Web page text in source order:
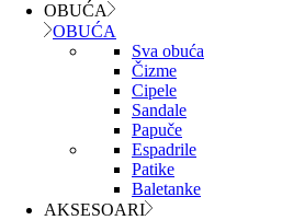
OBUĆA
OBUĆA
Sva obuća
Čizme
Cipele
Sandale
Papuče
Espadrile
Patike
Baletanke
AKSESOARI